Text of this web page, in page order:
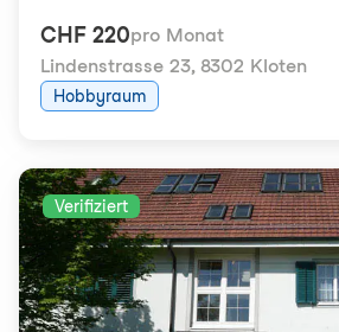
CHF 220pro Monat
Lindenstrasse 23, 8302 Kloten
Hobbyraum
Verifiziert